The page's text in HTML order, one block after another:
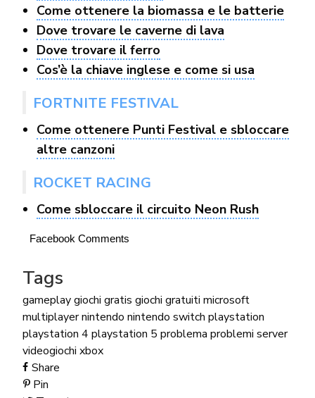
Come ottenere la biomassa e le batterie
Dove trovare le caverne di lava
Dove trovare il ferro
Cos’è la chiave inglese e come si usa
FORTNITE FESTIVAL
Come ottenere Punti Festival e sbloccare
altre canzoni
ROCKET RACING
Come sbloccare il circuito Neon Rush
Facebook Comments
Tags
gameplaygiochi gratis giochi gratuiti microsoft
multiplayernintendo nintendo switch playstation
playstation 4 playstation 5 problema problemi server
videogiochi xbox
Share
Pin